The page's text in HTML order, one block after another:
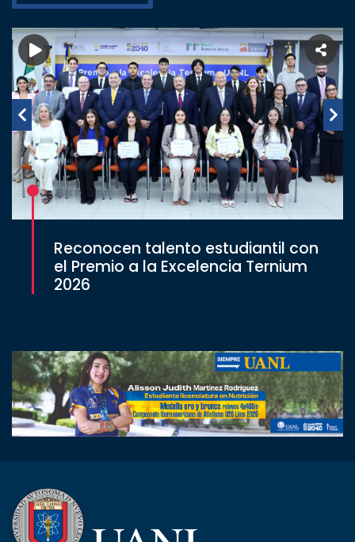
Reconocen talento estudiantil con
el Premio a la Excelencia Ternium
2026